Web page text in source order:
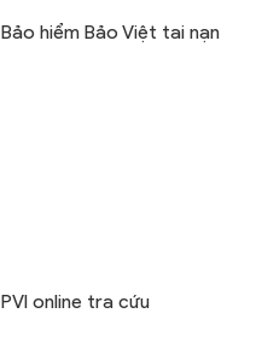
Bảo hiểm Bảo Việt tai nạn
PVI online tra cứu